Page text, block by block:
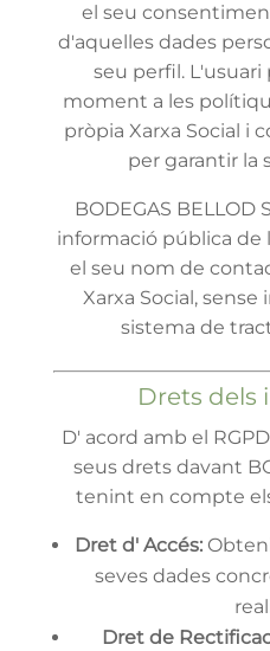
el seu
d'aquelles dades
seu perfil.
moment a les
pròpia Xarxa Social i
per garantir la
BODEGAS BELLOD
informació pública de
el seu nom de
Xarxa Social, sense
sistema de
Drets dels
D' acord amb el
seus drets davant
tenint en compte
Dret d' Accés:
seves dades
Dret de